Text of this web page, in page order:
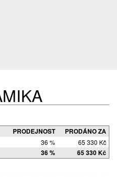
PRODEJNOST PRODÁNO ZA
36 % 65 330 Kč
36 % 65 330 Kč